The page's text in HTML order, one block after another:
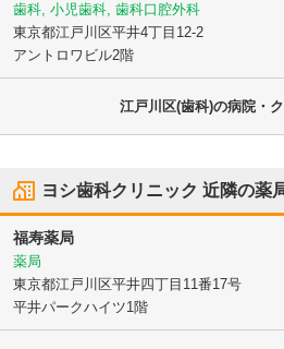
歯科, 小児歯科, 歯科口腔外科
東京都江戸川区平井4丁目12-2
アントロワビル2階
江戸川区(歯科)の病院・
ヨシ歯科クリニック 近隣の薬
福寿薬局
薬局
東京都江戸川区平井四丁目11番17号
平井パークハイツ1階